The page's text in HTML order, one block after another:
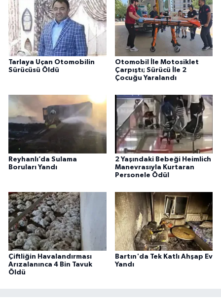
Tarlaya Uçan Otomobilin
Sürücüsü Öldü
Otomobil İle Motosiklet
Çarpıştı; Sürücü İle 2
Çocuğu Yaralandı
Reyhanlı’da Sulama
Boruları Yandı
2 Yaşındaki Bebeği Heimlich
Manevrasıyla Kurtaran
Personele Ödül
Çiftliğin Havalandırması
Arızalanınca 4 Bin Tavuk
Öldü
Bartın'da Tek Katlı Ahşap Ev
Yandı